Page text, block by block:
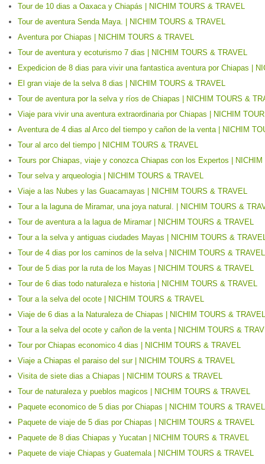
Tour de 10 dias a Oaxaca y Chiapás | NICHIM TOURS & TRAVEL
Tour de aventura Senda Maya. | NICHIM TOURS & TRAVEL
Aventura por Chiapas | NICHIM TOURS & TRAVEL
Tour de aventura y ecoturismo 7 dias | NICHIM TOURS & TRAVEL
Expedicion de 8 dias para vivir una fantastica aventura por Chiapas |
El gran viaje de la selva 8 dias | NICHIM TOURS & TRAVEL
Tour de aventura por la selva y ríos de Chiapas | NICHIM TOURS &
Viaje para vivir una aventura extraordinaria por Chiapas | NICHIM
Aventura de 4 dias al Arco del tiempo y cañon de la venta | NICHIM
Tour al arco del tiempo | NICHIM TOURS & TRAVEL
Tours por Chiapas, viaje y conozca Chiapas con los Expertos |
Tour selva y arqueologia | NICHIM TOURS & TRAVEL
Viaje a las Nubes y las Guacamayas | NICHIM TOURS & TRAVEL
Tour a la laguna de Miramar, una joya natural. | NICHIM TOURS &
Tour de aventura a la lagua de Miramar | NICHIM TOURS & TRAVEL
Tour a la selva y antiguas ciudades Mayas | NICHIM TOURS &
Tour de 4 dias por los caminos de la selva | NICHIM TOURS & TRAVEL
Tour de 5 dias por la ruta de los Mayas | NICHIM TOURS & TRAVEL
Tour de 6 dias todo naturaleza e historia | NICHIM TOURS & TRAVEL
Tour a la selva del ocote | NICHIM TOURS & TRAVEL
Viaje de 6 dias a la Naturaleza de Chiapas | NICHIM TOURS & TRAVEL
Tour a la selva del ocote y cañon de la venta | NICHIM TOURS &
Tour por Chiapas economico 4 dias | NICHIM TOURS & TRAVEL
Viaje a Chiapas el paraiso del sur | NICHIM TOURS & TRAVEL
Visita de siete dias a Chiapas | NICHIM TOURS & TRAVEL
Tour de naturaleza y pueblos magicos | NICHIM TOURS & TRAVEL
Paquete economico de 5 dias por Chiapas | NICHIM TOURS & TRAVEL
Paquete de viaje de 5 dias por Chiapas | NICHIM TOURS & TRAVEL
Paquete de 8 dias Chiapas y Yucatan | NICHIM TOURS & TRAVEL
Paquete de viaje Chiapas y Guatemala | NICHIM TOURS & TRAVEL